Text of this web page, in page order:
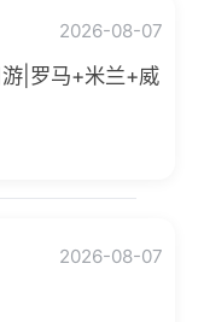
2026-08-07
|罗马+米兰+威
2026-08-07